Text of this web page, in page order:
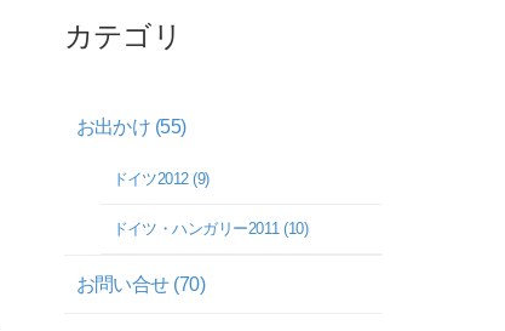
カテゴリ
お出かけ (55)
ドイツ2012 (9)
ドイツ・ハンガリー2011 (10)
お問い合せ (70)